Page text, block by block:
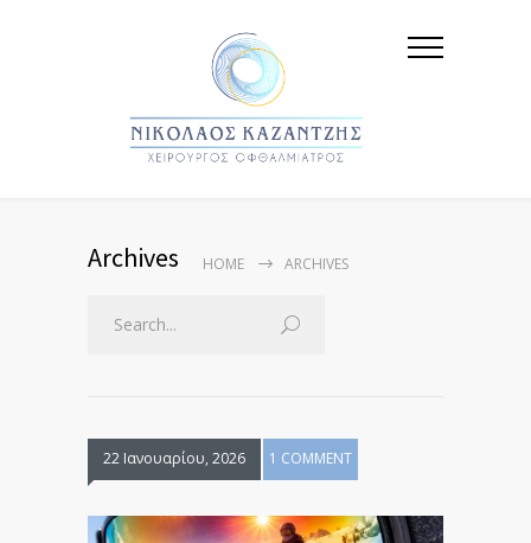
Archives HOME ARCHIVES
22 Ιανουαρίου, 2026 1 COMMENT